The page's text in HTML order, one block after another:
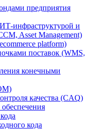
предприятия
инфраструктурой и
Asset Management)
platform)
поставок (WMS,
конечными
качества (CAQ)
кода